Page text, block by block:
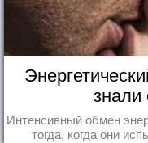
Интенсивный обмен
тогда, когда они